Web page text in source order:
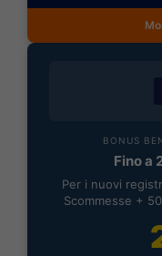
BONUS
Fino a
Per i nuovi
Scommesse +